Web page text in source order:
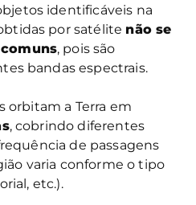
identificáveis na
por satélite não se
, pois são
bandas espectrais.
orbitam a Terra em
, cobrindo diferentes
de passagens
varia conforme o tipo
etc.).